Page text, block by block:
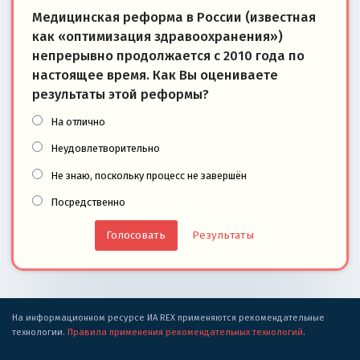
Медицинская реформа в России (известная
как «оптимизация здравоохранения»)
непрерывно продолжается с 2010 года по
настоящее время. Как Вы оцениваете
результаты этой реформы?
На отлично
Неудовлетворительно
Не знаю, поскольку процесс не завершён
Посредственно
Результаты
На информационном ресурсе ИА REX применяются рекомендательные
технологии. Правила применения рекомендательных технологий.